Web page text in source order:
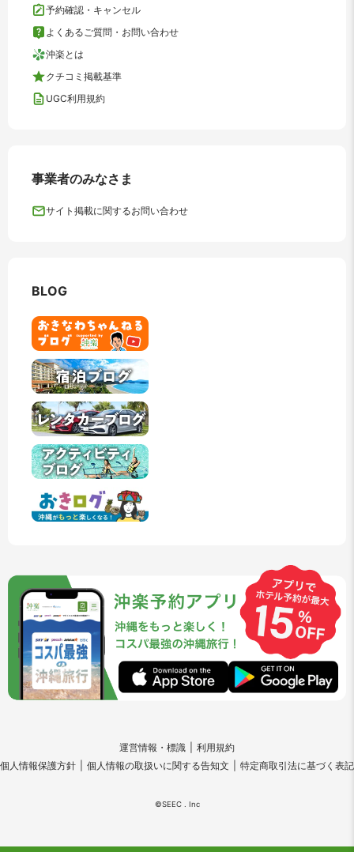
予約確認・キャンセル
よくあるご質問・お問い合わせ
沖楽とは
クチコミ掲載基準
UGC利用規約
事業者のみなさま
サイト掲載に関するお問い合わせ
BLOG
運営情報・標識
利用規約
個人情報保護方針
個人情報の取扱いに関する告知文 特定商取引法に基づく表記
©SEEC . Inc